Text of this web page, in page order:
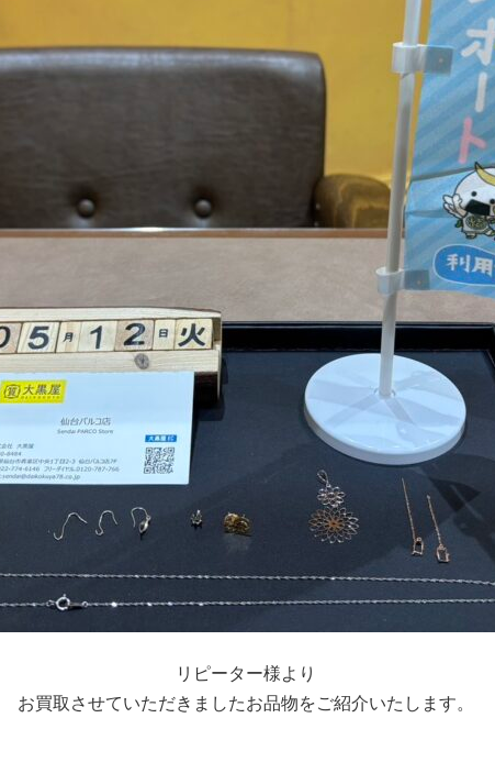
リピーター様より
お買取させていただきましたお品物をご紹介いたします。